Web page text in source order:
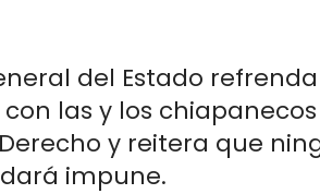
del Estado
las y los
y reitera que
impune.